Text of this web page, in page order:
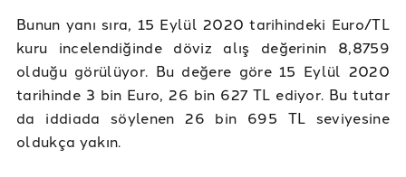
Bunun yanı sıra, 15 Eylül 2020 tarihindeki Euro/TL
kuru incelendiğinde döviz alış değerinin 8,8759
olduğu görülüyor. Bu değere göre 15 Eylül 2020
tarihinde 3 bin Euro, 26 bin 627 TL ediyor. Bu tutar
da iddiada söylenen 26 bin 695 TL seviyesine
oldukça yakın.